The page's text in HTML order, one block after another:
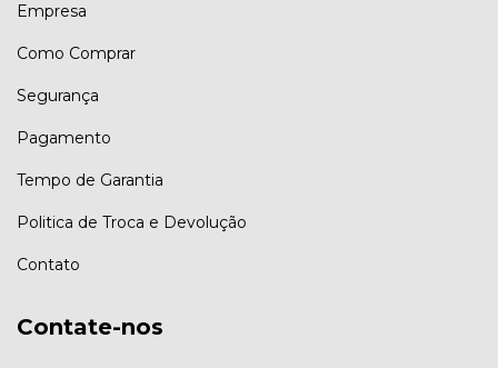
Empresa
Como Comprar
Segurança
Pagamento
Tempo de Garantia
Politica de Troca e Devolução
Contato
Contate-nos